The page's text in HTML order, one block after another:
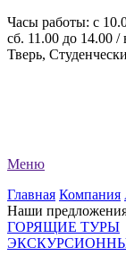
Часы работы: c
сб. 11.00 до 14.00 /
Тверь,
Меню
Главная Компания
Наши
ГОРЯЩИЕ ТУРЫ